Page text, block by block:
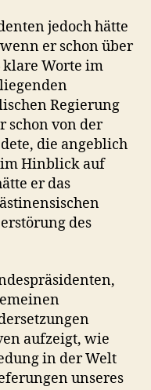
jedoch hätte
er schon über
klare Worte im
Regierung
schon von der
die angeblich
im Hinblick auf
er das
des
aufzeigt, wie
in der Welt
unseres